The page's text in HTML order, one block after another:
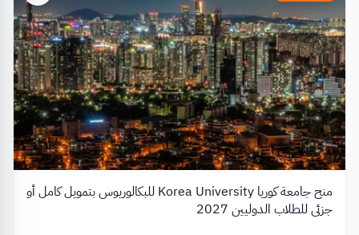
منح جامعة كوريا Korea University للبكالوريوس بتمويل كامل أو
جزئي للطلاب الدوليين 2027